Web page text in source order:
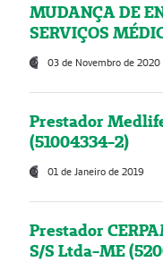
MUDANÇA DE
SERVIÇOS
03 de Novembro de 2020
Prestador
(51004334-2)
01 de Janeiro de 2019
Prestador
S/S Ltda-ME